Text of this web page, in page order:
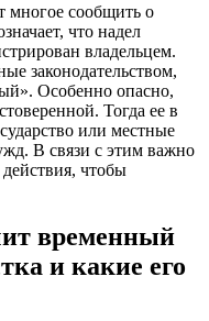
многое сообщить о
что надел
владельцем.
законодательством,
Особенно опасно,
Тогда ее в
или местные
В связи с этим важно
чтобы
временный
и какие его